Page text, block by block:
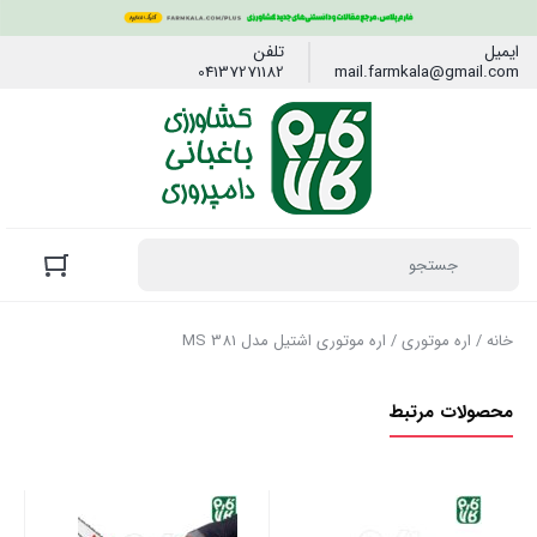
ایمیل
mail.farmkala@gmail.com
تلفن
04137271182
خانه/ اره موتوری/ اره موتوری اشتیل مدل MS 381
محصولات مرتبط